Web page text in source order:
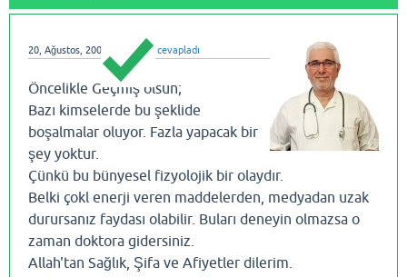
20, Ağustos, 2008 dralihatay cevapladı
Öncelikle Geçmiş olsun;
Bazı kimselerde bu şeklide
boşalmalar oluyor. Fazla yapacak bir
şey yoktur.
Çünkü bu bünyesel fizyolojik bir olaydır.
Belki çokl enerji veren maddelerden, medyadan uzak
durursanız faydası olabilir. Buları deneyin olmazsa o
zaman doktora gidersiniz.
Allah'tan Sağlık, Şifa ve Afiyetler dilerim.